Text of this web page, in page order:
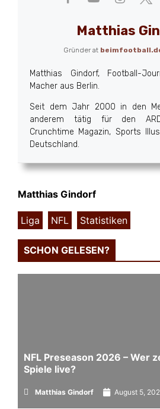
Matthias
Gründer at
Matthias Gindorf, Football-
Macher aus Berlin.
Seit dem Jahr 2000 in den
anderem tätig für den
Crunchtime Magazin, Sports
Deutschland.
Matthias Gindorf
Liga NFL Statistiken
SCHON GELESEN?
NFL Preseason 2026 – Wer
Spiele live?
Matthias Gindorf August 5,